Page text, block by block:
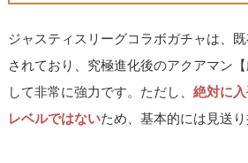
ジャスティスリーグコラボガチャは、
されており、究極進化後のアクアマン
して非常に強力です。ただし、絶対に
レベルではないため、基本的には見送り